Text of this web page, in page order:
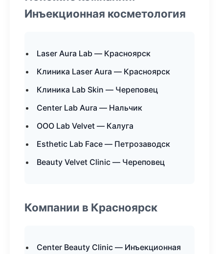
Инъекционная косметология
Laser Aura Lab — Красноярск
Клиника Laser Aura — Красноярск
Клиника Lab Skin — Череповец
Center Lab Aura — Нальчик
ООО Lab Velvet — Калуга
Esthetic Lab Face — Петрозаводск
Beauty Velvet Clinic — Череповец
Компании в Красноярск
Center Beauty Clinic — Инъекционная